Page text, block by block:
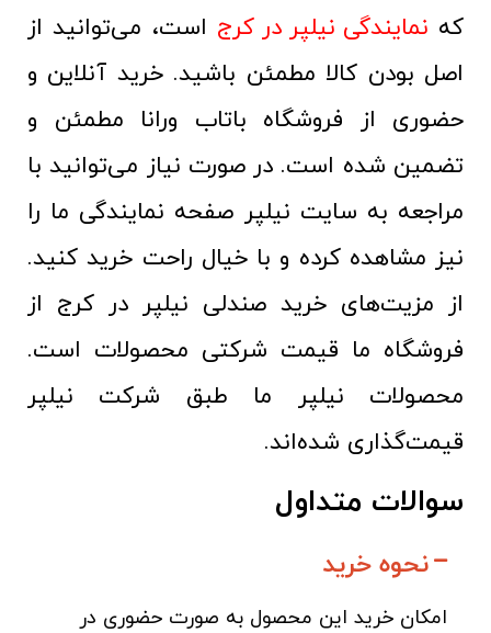
که نمایندگی نیلپر در کرج است، می‌توانید از
اصل بودن کالا مطمئن باشید. خرید آنلاین و
حضوری از فروشگاه باتاب ورانا مطمئن و
تضمین شده است. در صورت نیاز می‌توانید با
مراجعه به سایت نیلپر صفحه نمایندگی ما را
نیز مشاهده کرده و با خیال راحت خرید کنید.
از مزیت‌های خرید صندلی نیلپر در کرج از
فروشگاه ما قیمت شرکتی محصولات است.
محصولات نیلپر ما طبق شرکت نیلپر
قیمت‌گذاری شده‌اند.
سوالات متداول
نحوه خرید
امکان خرید این محصول به صورت حضوری در